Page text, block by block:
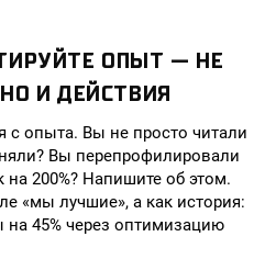
ОПЫТ — НЕ
И ДЕЙСТВИЯ
с опыта. Вы не просто читали
Вы перепрофилировали
на 200%? Напишите об этом.
«мы лучшие», а как история:
45% через оптимизацию